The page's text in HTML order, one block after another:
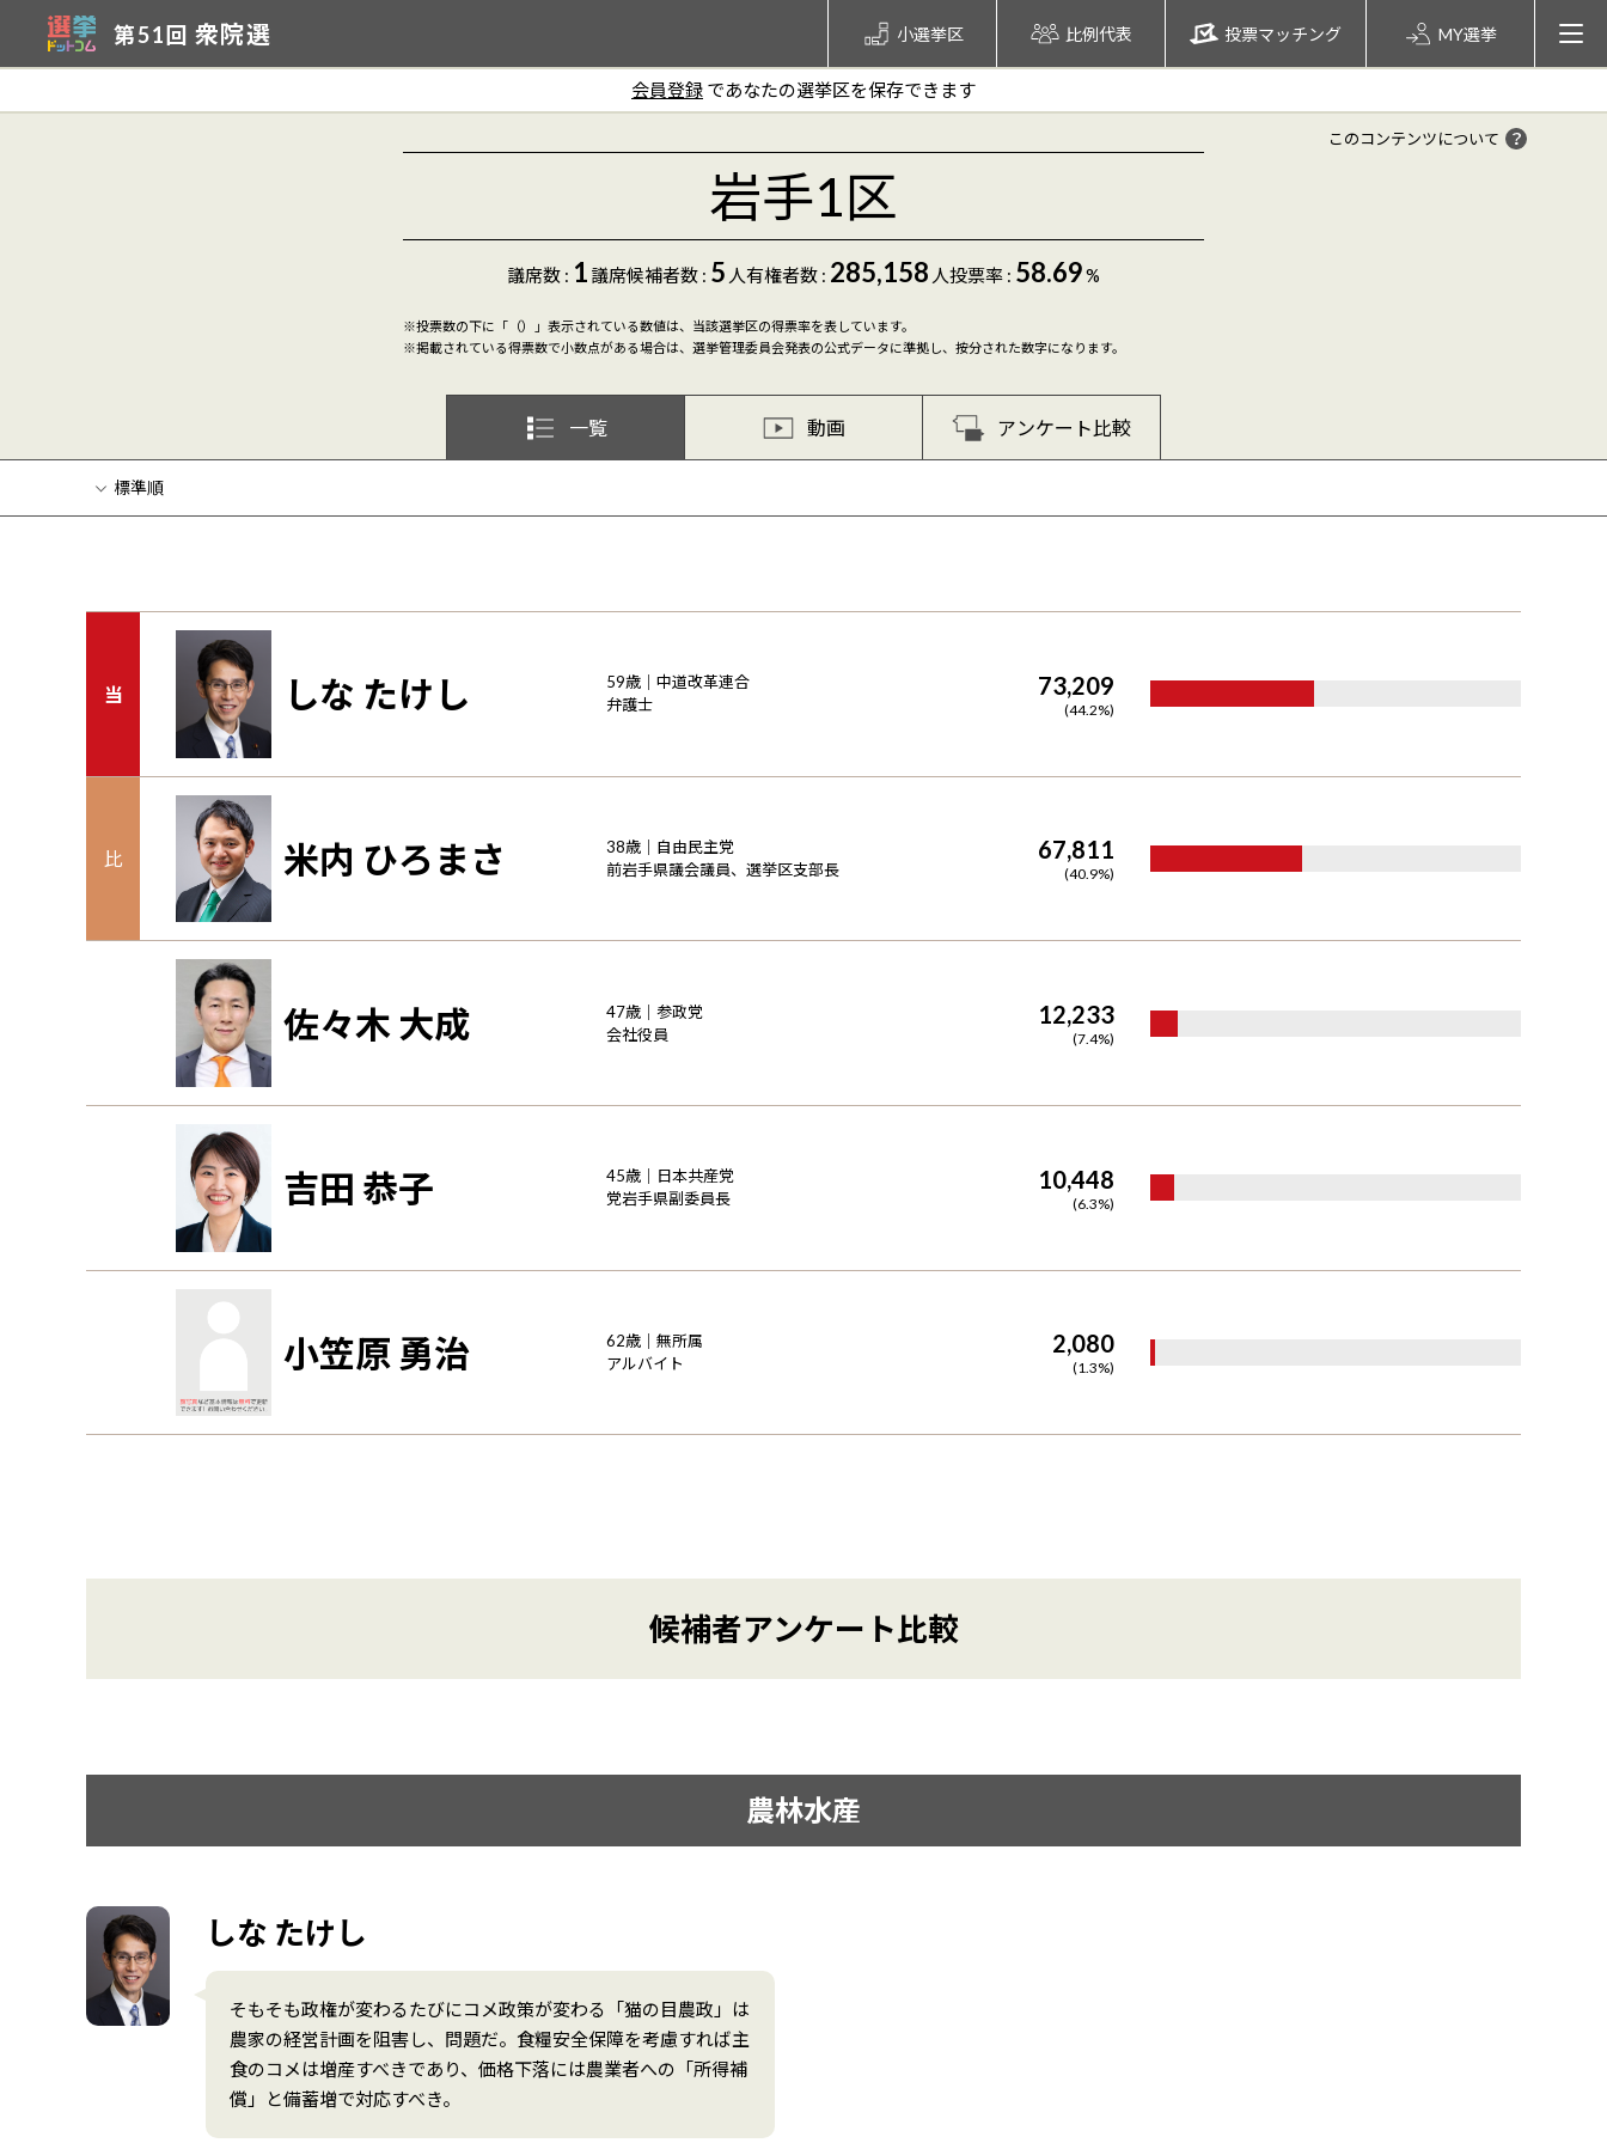
第51回 衆院選 小選挙区 比例代表 投票マッチング MY選挙
会員登録 であなたの選挙区を保存できます
このコンテンツについて
岩手1区
議席数 : 1 議席候補者数 : 5 人有権者数 : 285,158 人投票率 : 58.69%
※投票数の下に「（）」表示されている数値は、当該選挙区の得票率を表しています。
※掲載されている得票数で小数点がある場合は、選挙管理委員会発表の公式データに準拠し、按分された数字になります。
一覧 動画 アンケート比較
当 しな たけし 59歳｜ 中道改革連合
弁護士
73,209
(44.2%)
比 米内 ひろまさ 38歳｜ 自由民主党
前岩手県議会議員、選挙区支部長
67,811
(40.9%)
佐々木 大成 47歳｜ 参政党
会社役員
12,233
(7.4%)
吉田 恭子 45歳｜
日本共産党
党岩手県副委員長
10,448
(6.3%)
小笠原 勇治 62歳｜ 無所属
アルバイト
2,080
(1.3%)
候補者アンケート比較
農林水産
しな たけし
そもそも政権が変わるたびにコメ政策が変わる「猫の目農政」は
農家の経営計画を阻害し、問題だ。食糧安全保障を考慮すれば主
食のコメは増産すべきであり、価格下落には農業者への「所得補
償」と備蓄増で対応すべき。